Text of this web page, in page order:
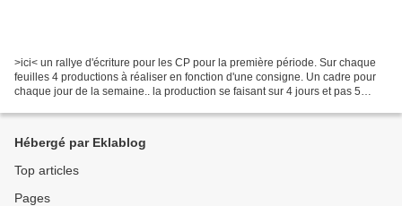
>ici< un rallye d'écriture pour les CP pour la première période. Sur chaque
feuilles 4 productions à réaliser en fonction d'une consigne. Un cadre pour
chaque jour de la semaine.. la production se faisant sur 4 jours et pas 5
Hébergé par Eklablog
Top articles
Pages